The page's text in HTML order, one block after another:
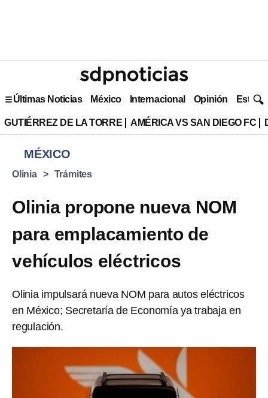
Últimas Noticias México Internacional Opinión Estilo
GUTIÉRREZ DE LA TORRE AMÉRICA VS SAN DIEGO FC
MÉXICO
Olinia Trámites
Olinia propone nueva NOM
para emplacamiento de
vehículos eléctricos
Olinia impulsará nueva NOM para autos eléctricos
en México; Secretaría de Economía ya trabaja en
regulación.